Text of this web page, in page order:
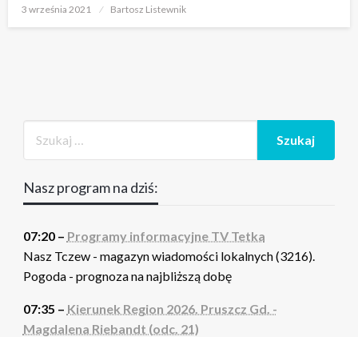
Opublikowane
3 września 2021 Bartosz Listewnik
Nasz program na dziś:
07:20 – Programy informacyjne TV Tetka
Nasz Tczew - magazyn wiadomości lokalnych (3216).
Pogoda - prognoza na najbliższą dobę
07:35 – Kierunek Region 2026. Pruszcz Gd. -
Magdalena Riebandt (odc. 21)